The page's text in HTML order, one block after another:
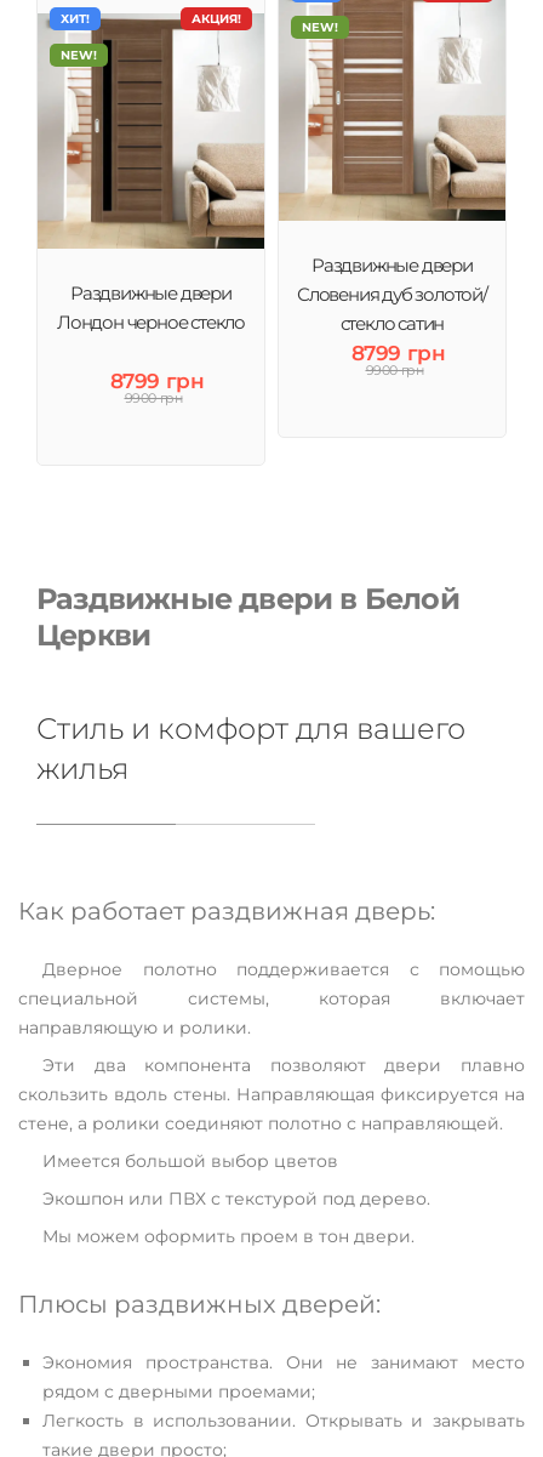
NEW!
Раздвижные двери
Словения дуб золотой/
стекло сатин
8799 грн
9900 грн
АКЦИЯ!
ХИТ!
NEW!
Раздвижные двери
Лондон черное стекло
8799 грн
9900 грн
Раздвижные двери в Белой
Церкви
Стиль и комфорт для вашего
жилья
Как работает раздвижная дверь:
Дверное полотно поддерживается с помощью
специальной системы, которая включает
направляющую и ролики.
Эти два компонента позволяют двери плавно
скользить вдоль стены. Направляющая фиксируется на
стене, а ролики соединяют полотно с направляющей.
Имеется большой выбор цветов
Экошпон или ПВХ с текстурой под дерево.
Мы можем оформить проем в тон двери.
Плюсы раздвижных дверей:
Экономия пространства. Они не занимают место
рядом с дверными проемами;
Легкость в использовании. Открывать и закрывать
такие двери просто;